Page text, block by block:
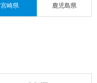
宮崎県 鹿児島県